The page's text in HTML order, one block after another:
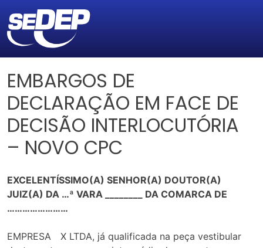
EMBARGOS DE
DECLARAÇÃO EM FACE DE
DECISÃO INTERLOCUTÓRIA
– NOVO CPC
EXCELENTÍSSIMO(A) SENHOR(A) DOUTOR(A)
JUIZ(A) DA …ª VARA ________ DA COMARCA DE
……………………
EMPRESA X LTDA, já qualificada na peça vestibular